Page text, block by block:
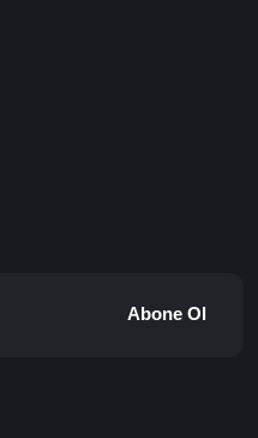
Abone Ol